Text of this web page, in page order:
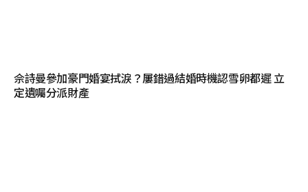
佘詩曼參加豪門婚宴拭淚？屢錯過結婚時機認雪卵都遲 立
定遺囑分派財產